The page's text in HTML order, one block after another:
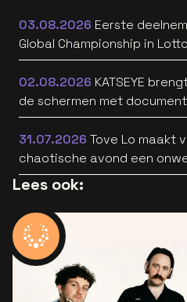
03.08.2026 Eerste
Global Championship in
bekend
02.08.2026 KATSEYE
de schermen met
HEARTS [trailer]
31.07.2026 Tove Lo maakt
chaotische avond een
popsong
Lees ook: